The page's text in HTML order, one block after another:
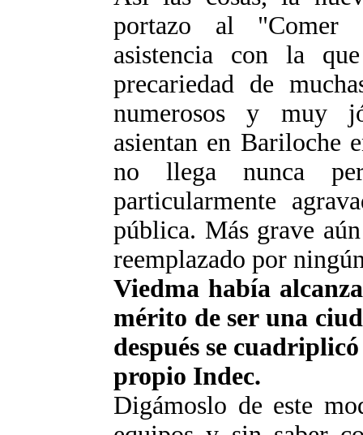
portazo al "Comer
asistencia con la
precariedad de
numerosos y muy
asientan en Bariloche
no llega nunca
particularmente
pública. Más grave
reemplazado por
Viedma había
mérito de ser una
después se
propio Indec.
Digámoslo de este